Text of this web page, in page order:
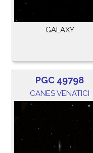
GALAXY
PGC 49798
CANES VENATICI